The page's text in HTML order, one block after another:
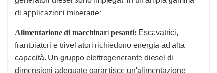
di applicazioni minerarie:
Alimentazione di macchinari pesanti: Escavatrici,
frantoiatori e trivellatori richiedono energia ad alta
capacità. Un gruppo elettrogenerante diesel di
dimensioni adeguate garantisce un'alimentazione